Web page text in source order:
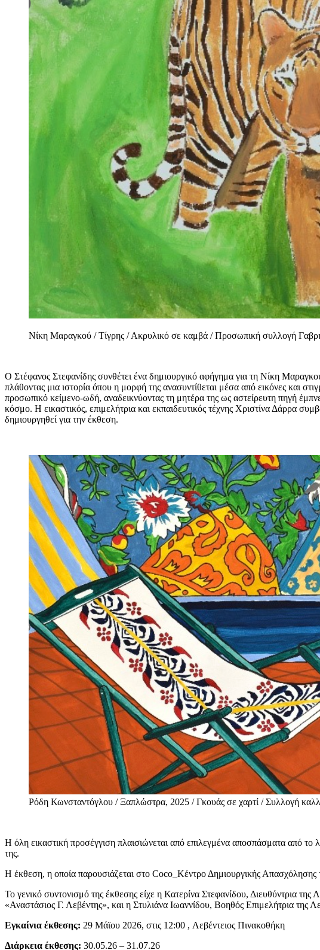
Νίκη Μαραγκού / Τίγρης / Ακρυλικό σε καμβά / Προσωπική συλλογή
Ο Στέφανος Στεφανίδης συνθέτει ένα δημιουργικό αφήγημα για τη Νίκη
πλάθοντας μια ιστορία όπου η μορφή της ανασυντίθεται μέσα από εικόνες και
προσωπικό κείμενο-ωδή, αναδεικνύοντας τη μητέρα της ως αστείρευτη πηγή
κόσμο. Η εικαστικός, επιμελήτρια και εκπαιδευτικός τέχνης Χριστίνα Δάρρα
δημιουργηθεί για την έκθεση.
Ρόδη Κωνσταντόγλου / Ξαπλώστρα, 2025 / Γκουάς σε χαρτί / Συλλογή
Η όλη εικαστική προσέγγιση πλαισιώνεται από επιλεγμένα αποσπάσματα από το
της.
Η έκθεση, η οποία παρουσιάζεται στο Coco_Κέντρο Δημιουργικής Απασχόλησης
To γενικό συντονισμό της έκθεσης είχε η Κατερίνα Στεφανίδου, Διευθύντρια
«Αναστάσιος Γ. Λεβέντης», και η Στυλιάνα Ιωαννίδου, Βοηθός Επιμελήτρια της
Εγκαίνια έκθεσης: 29 Μάϊου 2026, στις 12:00 , Λεβέντειος Πινακοθήκη
Διάρκεια έκθεσης: 30.05.26 – 31.07.26